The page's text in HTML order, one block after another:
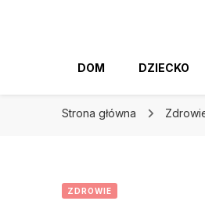
DOM DZIECKO
Strona główna
ZDROWIE